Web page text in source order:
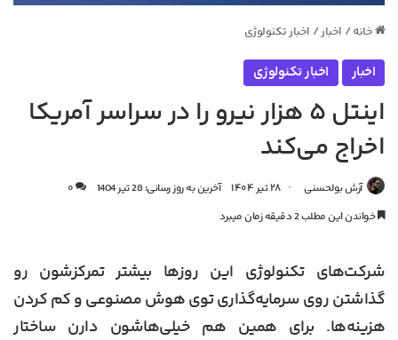
خانه / اخبار / اخبار تکنولوژی
اخبار اخبار تکنولوژی
اینتل ۵ هزار نیرو را در سراسر آمریکا
اخراج می‌کند
آرش بولحسنی ۲۸ تیر ۱۴۰۴ آخرین به روز رسانی: 28 تیر 1404
۰
خواندن این مطلب 2 دقیقه زمان میبرد
شرکت‌های تکنولوژی این روزها بیشتر تمرکزشون رو
گذاشتن روی سرمایه‌گذاری توی هوش مصنوعی و کم کردن
هزینه‌ها. برای همین هم خیلی‌هاشون دارن ساختار